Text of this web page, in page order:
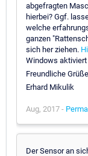
abgefragten
hierbei? Ggf.
welche
ganzen
sich her ziehen.
Windows aktiviert
Freundliche
Erhard Mikulik
Aug, 2017 -
Der Sensor an